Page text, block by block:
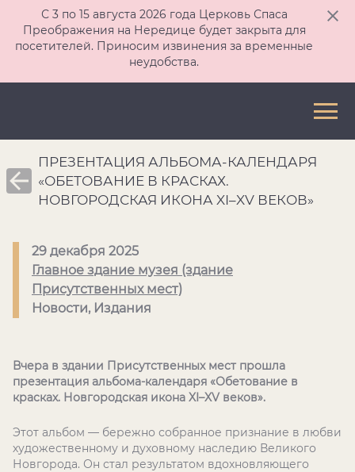
С 3 по 15 августа 2026 года Церковь Спаса
Преображения на Нередице будет закрыта для
посетителей. Приносим извинения за временные
неудобства.
ПРЕЗЕНТАЦИЯ АЛЬБОМА-КАЛЕНДАРЯ
«ОБЕТОВАНИЕ В КРАСКАХ.
НОВГОРОДСКАЯ ИКОНА XI–XV ВЕКОВ»
29 декабря 2025
Главное здание музея (здание
Присутственных мест)
Новости, Издания
Вчера в здании Присутственных мест прошла
презентация альбома-календаря «Обетование в
красках. Новгородская икона XI–XV веков».
Этот альбом — бережно собранное признание в любви
художественному и духовному наследию Великого
Новгорода. Он стал результатом вдохновляющего